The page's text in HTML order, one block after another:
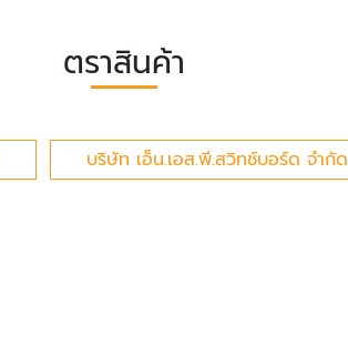
ตราสินค้า
บริษัท เอ็น.เอส.พี.สวิทช์บอร์ด จำกัด